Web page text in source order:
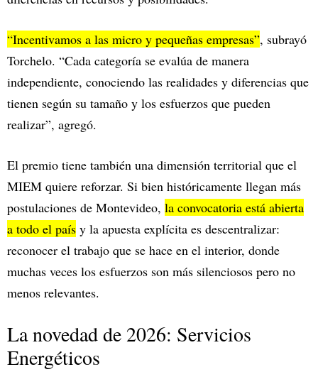
“Incentivamos a las micro y pequeñas empresas”, subrayó
Torchelo. “Cada categoría se evalúa de manera
independiente, conociendo las realidades y diferencias que
tienen según su tamaño y los esfuerzos que pueden
realizar”, agregó.
El premio tiene también una dimensión territorial que el
MIEM quiere reforzar. Si bien históricamente llegan más
postulaciones de Montevideo, la convocatoria está abierta
a todo el país y la apuesta explícita es descentralizar:
reconocer el trabajo que se hace en el interior, donde
muchas veces los esfuerzos son más silenciosos pero no
menos relevantes.
La novedad de 2026: Servicios
Energéticos